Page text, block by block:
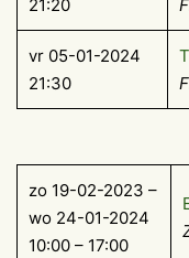
21:20
vr 05-01-2024
21:30
zo 19-02-2023 –
wo 24-01-2024
10:00 – 17:00